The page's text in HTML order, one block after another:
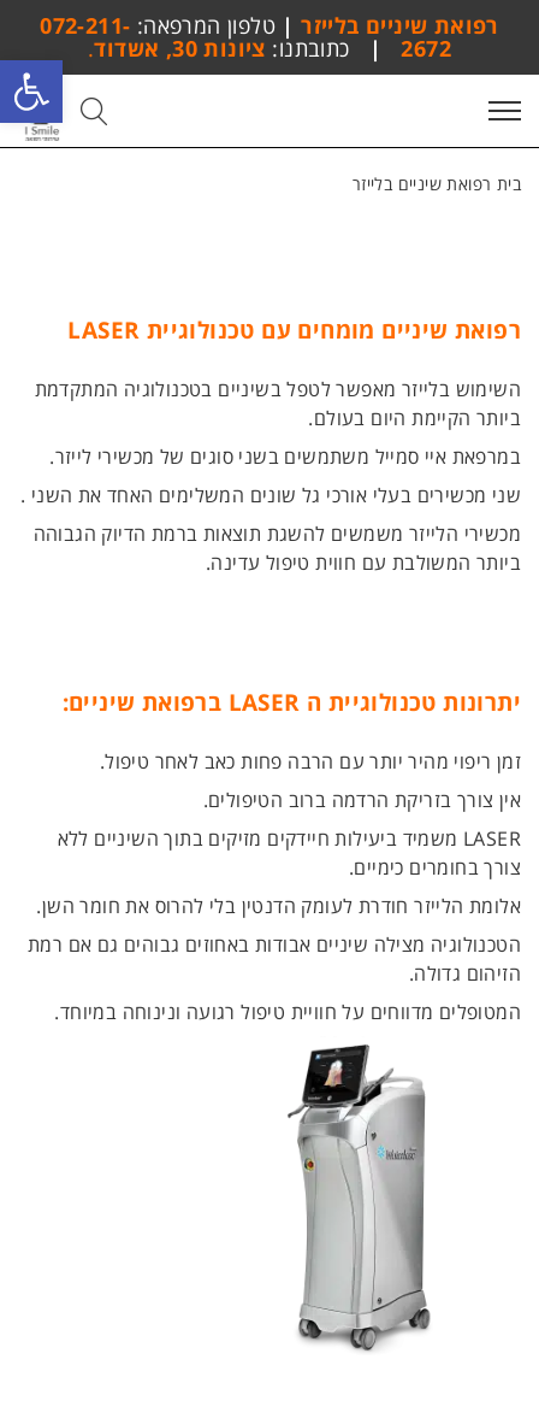
פתח
רפואת שיניים בלייזר | טלפון המרפאה: 072-211-
2672
| כתובתנו: ציונות 30, אשדוד .
toggle
submit
בית רפואת שיניים בלייזר
רפואת שיניים מומחים עם טכנולוגיית LASER
השימוש בלייזר מאפשר לטפל בשיניים בטכנולוגיה המתקדמת
ביותר הקיימת היום בעולם.
במרפאת איי סמייל משתמשים בשני סוגים של מכשירי לייזר.
שני מכשירים בעלי אורכי גל שונים המשלימים האחד את השני .
מכשירי הלייזר משמשים להשגת תוצאות ברמת הדיוק הגבוהה
ביותר המשולבת עם חווית טיפול עדינה.
יתרונות טכנולוגיית ה LASER ברפואת שיניים:
זמן ריפוי מהיר יותר עם הרבה פחות כאב לאחר טיפול.
אין צורך בזריקת הרדמה ברוב הטיפולים.
LASER משמיד ביעילות חיידקים מזיקים בתוך השיניים ללא
צורך בחומרים כימיים.
אלומת הלייזר חודרת לעומק הדנטין בלי להרוס את חומר השן.
הטכנולוגיה מצילה שיניים אבודות באחוזים גבוהים גם אם רמת
הזיהום גדולה.
המטופלים מדווחים על חוויית טיפול רגועה ונינוחה במיוחד.